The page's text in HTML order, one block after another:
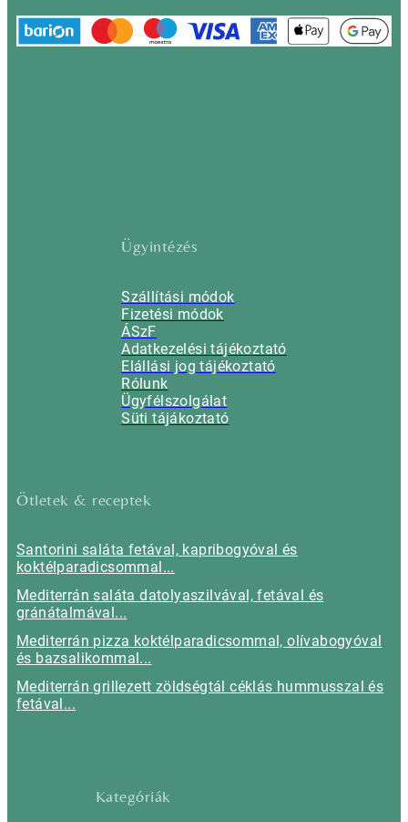
Ügyintézés
Szállítási módok
Fizetési módok
ÁSzF
Adatkezelési tájékoztató
Elállási jog tájékoztató
Rólunk
Ügyfélszolgálat
Süti tájákoztató
Ötletek & receptek
Santorini saláta fetával, kapribogyóval és
koktélparadicsommal...
Mediterrán saláta datolyaszilvával, fetával és
gránátalmával...
Mediterrán pizza koktélparadicsommal, olívabogyóval
és bazsalikommal...
Mediterrán grillezett zöldségtál céklás hummusszal és
fetával...
Kategóriák